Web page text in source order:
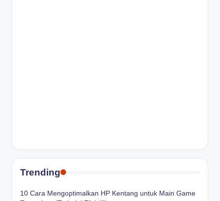
Trending
10 Cara Mengoptimalkan HP Kentang untuk Main Game